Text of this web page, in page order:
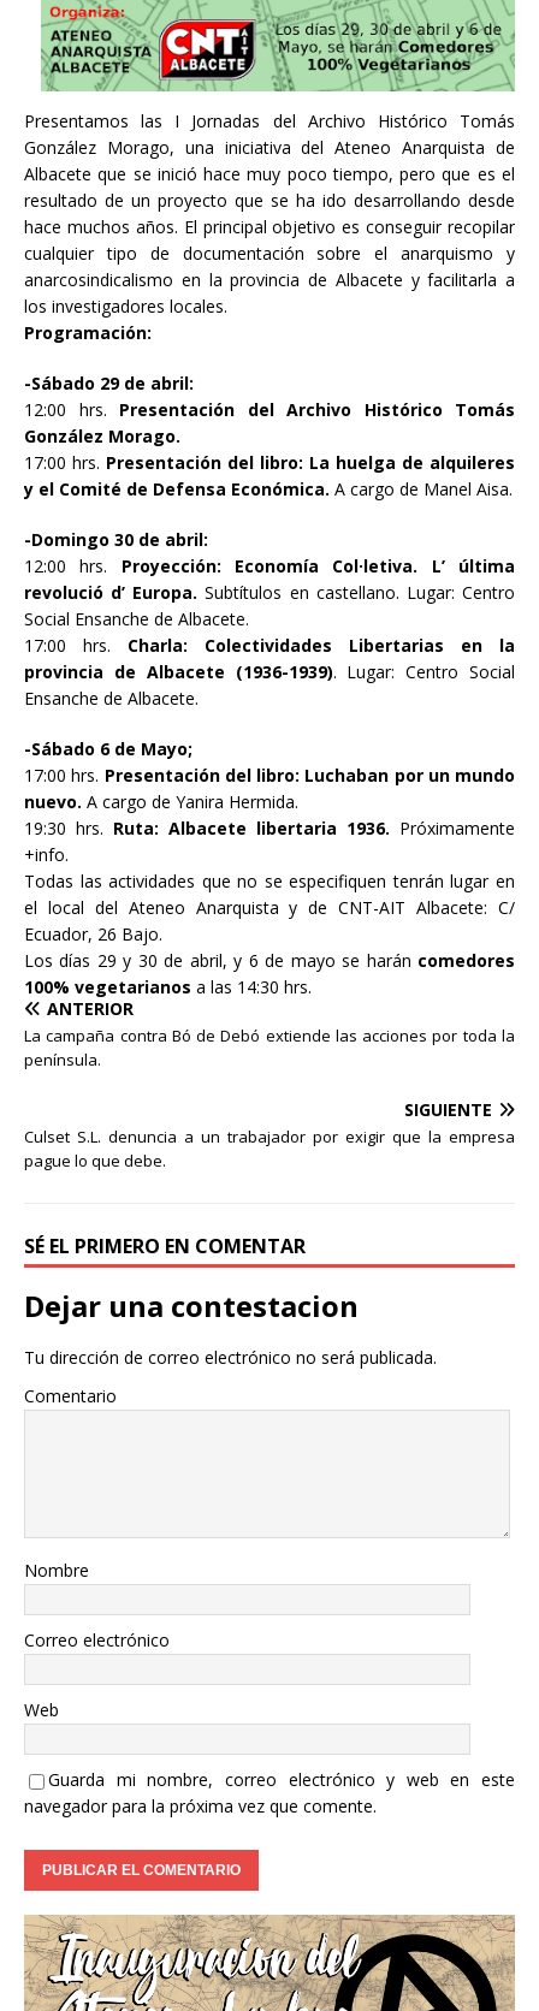
Presentamos las I Jornadas del Archivo Histórico Tomás
González Morago, una iniciativa del Ateneo Anarquista de
Albacete que se inició hace muy poco tiempo, pero que es el
resultado de un proyecto que se ha ido desarrollando desde
hace muchos años. El principal objetivo es conseguir recopilar
cualquier tipo de documentación sobre el anarquismo y
anarcosindicalismo en la provincia de Albacete y facilitarla a
los investigadores locales.
Programación:
-Sábado 29 de abril:
12:00 hrs. Presentación del Archivo Histórico Tomás
González Morago.
17:00 hrs. Presentación del libro: La huelga de alquileres
y el Comité de Defensa Económica. A cargo de Manel Aisa.
-Domingo 30 de abril:
12:00 hrs. Proyección: Economía Col·letiva. L’ última
revolució d’ Europa. Subtítulos en castellano. Lugar: Centro
Social Ensanche de Albacete.
17:00 hrs. Charla: Colectividades Libertarias en la
provincia de Albacete (1936-1939). Lugar: Centro Social
Ensanche de Albacete.
-Sábado 6 de Mayo;
17:00 hrs. Presentación del libro: Luchaban por un mundo
nuevo. A cargo de Yanira Hermida.
19:30 hrs. Ruta: Albacete libertaria 1936. Próximamente
+info.
Todas las actividades que no se especifiquen tenrán lugar en
el local del Ateneo Anarquista y de CNT-AIT Albacete: C/
Ecuador, 26 Bajo.
Los días 29 y 30 de abril, y 6 de mayo se harán comedores
100% vegetarianos a las 14:30 hrs.
ANTERIOR
La campaña contra Bó de Debó extiende las acciones por toda la
península.
SIGUIENTE
Culset S.L. denuncia a un trabajador por exigir que la empresa
pague lo que debe.
SÉ EL PRIMERO EN COMENTAR
Dejar una contestacion
Tu dirección de correo electrónico no será publicada.
Comentario
Nombre
Correo electrónico
Web
Guarda mi nombre, correo electrónico y web en este
navegador para la próxima vez que comente.